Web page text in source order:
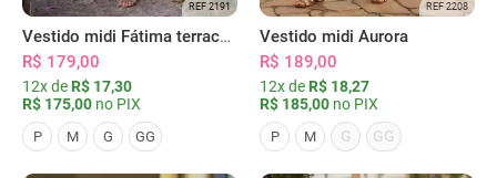
REF 2191
Vestido midi Fátima terracota
R$ 179,00
12x de R$ 17,30
R$ 175,00 no PIX
P M G GG
REF 2208
Vestido midi Aurora
R$ 189,00
12x de R$ 18,27
R$ 185,00 no PIX
P M G GG